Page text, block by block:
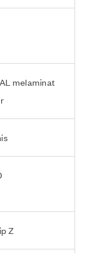
melaminat
Z